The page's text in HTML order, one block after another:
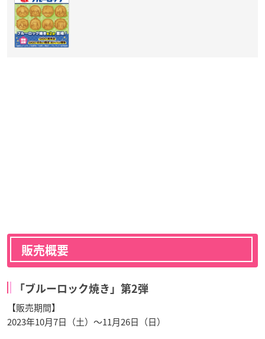
販売概要
「ブルーロック焼き」第2弾
【販売期間】
2023年10月7日（土）～11月26日（日）